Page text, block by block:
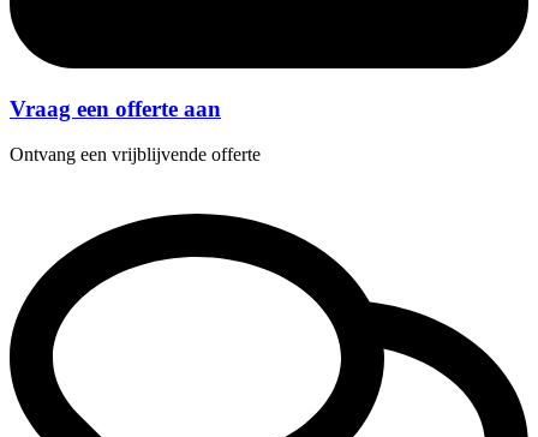
Vraag een offerte aan
Ontvang een vrijblijvende offerte